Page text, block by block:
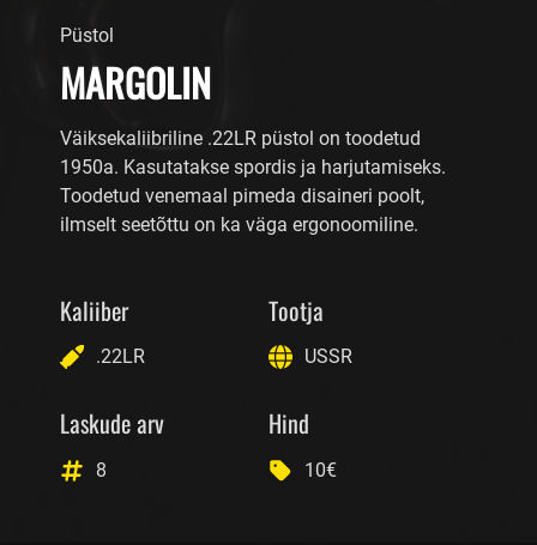
Püstol
MARGOLIN
Väiksekaliibriline .22LR püstol on toodetud
1950a. Kasutatakse spordis ja harjutamiseks.
Toodetud venemaal pimeda disaineri poolt,
ilmselt seetõttu on ka väga ergonoomiline.
Kaliiber
.22LR
Tootja
USSR
Laskude arv
8
Hind
10€